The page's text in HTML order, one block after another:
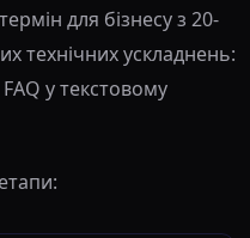
для бізнесу з 20-
технічних ускладнень:
у текстовому